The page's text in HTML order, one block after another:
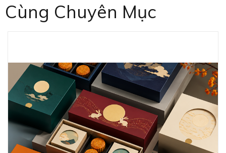
Cùng Chuyên Mục